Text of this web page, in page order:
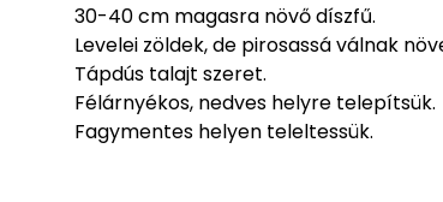
30-40 cm magasra növő díszfű.
Levelei zöldek, de pirosassá válnak
Tápdús talajt szeret.
Félárnyékos, nedves helyre telepítsük.
Fagymentes helyen teleltessük.